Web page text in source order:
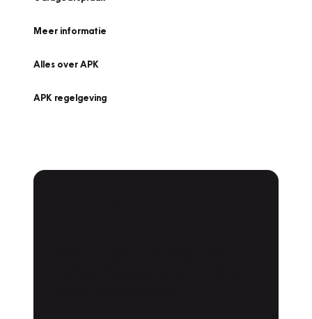
Meer informatie
Alles over APK
APK regelgeving